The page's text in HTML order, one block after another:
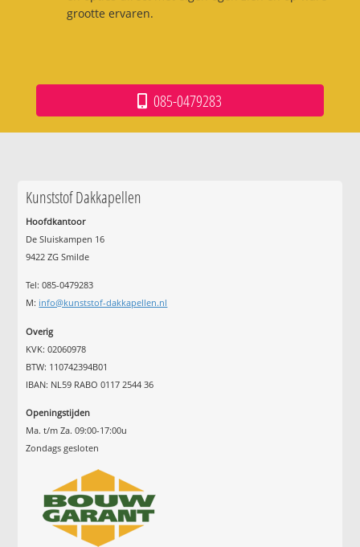
grootte ervaren.
085-0479283
Kunststof Dakkapellen
Hoofdkantoor
De Sluiskampen 16
9422 ZG Smilde
Tel: 085-0479283
M: info@kunststof-dakkapellen.nl
Overig
KVK: 02060978
BTW: 110742394B01
IBAN: NL59 RABO 0117 2544 36
Openingstijden
Ma. t/m Za. 09:00-17:00u
Zondags gesloten